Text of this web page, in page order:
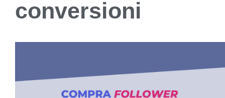
conversioni